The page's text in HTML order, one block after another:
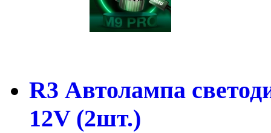
R3 Автолампа
12V (2шт.)